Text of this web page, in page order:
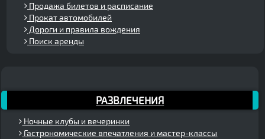
Продажа билетов и расписание
Прокат автомобилей
Дороги и правила вождения
Поиск аренды
РАЗВЛЕЧЕНИЯ
Ночные клубы и вечеринки
Гастрономические впечатления и мастер-классы